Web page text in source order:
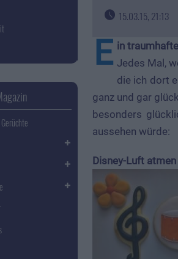
15.03.15, 21:13
E in
Jedes Mal,
die ich dort
ganz und gar
besonders
aussehen würde:
Disney-Luft